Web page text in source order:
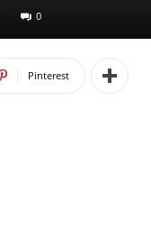
0
Pinterest